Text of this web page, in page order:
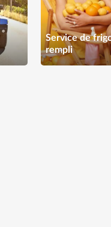
Service de
rempli